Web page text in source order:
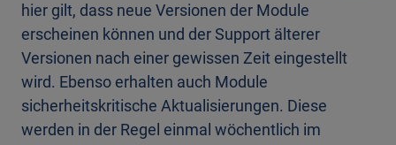
hier gilt, dass neue Versionen der Module
erscheinen können und der Support älterer
Versionen nach einer gewissen Zeit eingestellt
wird. Ebenso erhalten auch Module
sicherheitskritische Aktualisierungen. Diese
werden in der Regel einmal wöchentlich im